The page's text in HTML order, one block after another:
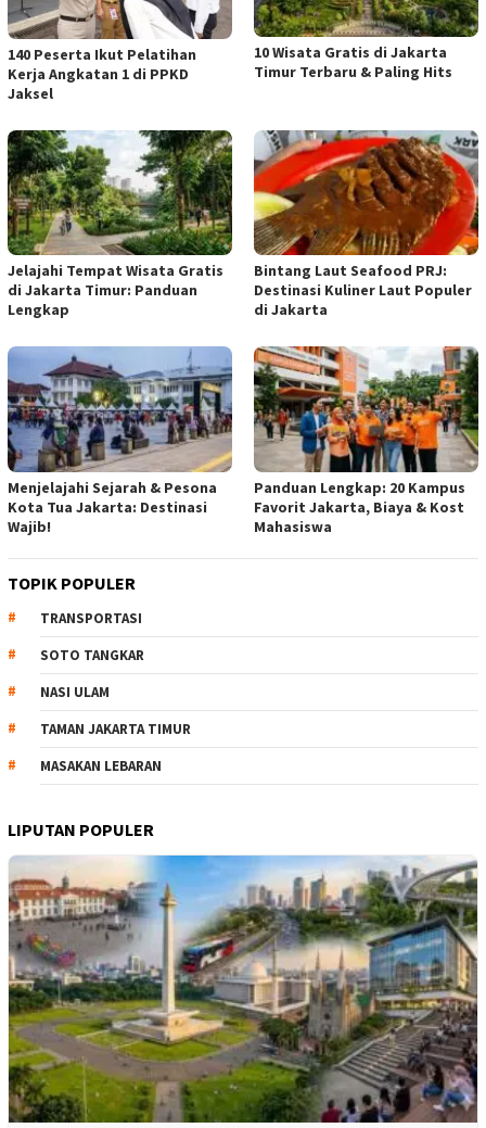
140 Peserta Ikut Pelatihan
Kerja Angkatan 1 di PPKD
Jaksel
10 Wisata Gratis di Jakarta
Timur Terbaru & Paling Hits
Jelajahi Tempat Wisata Gratis
di Jakarta Timur: Panduan
Lengkap
Bintang Laut Seafood PRJ:
Destinasi Kuliner Laut Populer
di Jakarta
Menjelajahi Sejarah & Pesona
Kota Tua Jakarta: Destinasi
Wajib!
Panduan Lengkap: 20 Kampus
Favorit Jakarta, Biaya & Kost
Mahasiswa
TOPIK POPULER
TRANSPORTASI
SOTO TANGKAR
NASI ULAM
TAMAN JAKARTA TIMUR
MASAKAN LEBARAN
LIPUTAN POPULER